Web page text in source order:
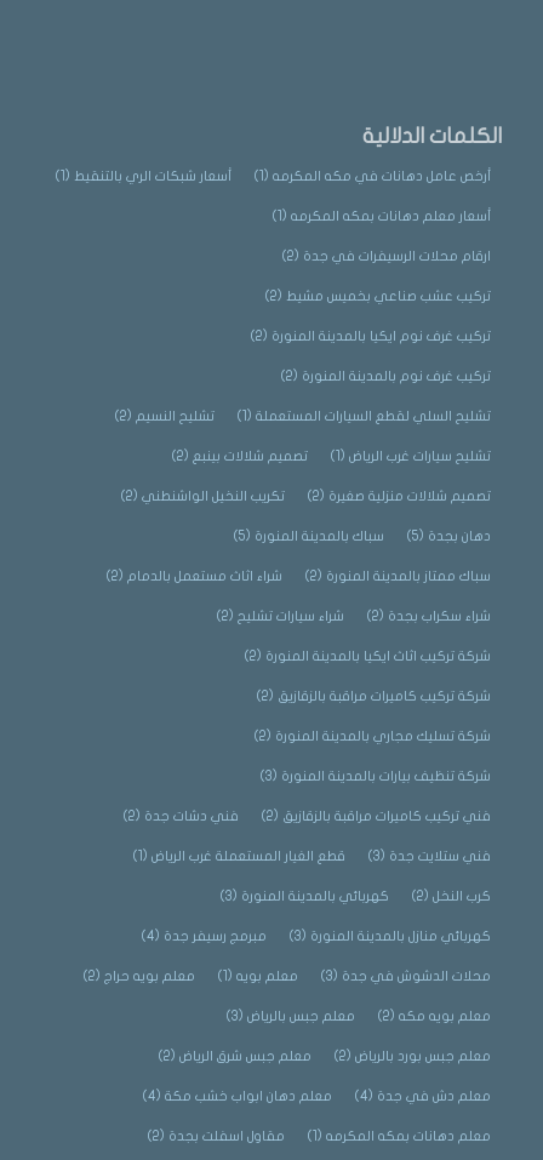
الكلمات الدلالية
أرخص عامل دهانات في مكه المكرمه(1) أسعار شبكات الري بالتنقيط (1)
أسعار معلم دهانات بمكه المكرمه(1)
ارقام محلات الرسيفرات في جدة (2)
تركيب عشب صناعي بخميس مشيط (2)
تركيب غرف نوم ايكيا بالمدينة المنورة (2)
تركيب غرف نوم بالمدينة المنورة (2)
تشليح السلي لقطع السيارات المستعملة(1) تشليح النسيم (2)
تشليح سيارات غرب الرياض(1) تصميم شلالات بينبع (2)
تصميم شلالات منزلية صغيرة (2) تكريب النخيل الواشنطني(2)
دهان بجدة (5) سباك بالمدينة المنورة (5)
سباك ممتاز بالمدينة المنورة (2) شراء اثاث مستعمل بالدمام (2)
شراء سكراب بجدة (2) شراء سيارات تشليح (2)
شركة تركيب اثاث ايكيا بالمدينة المنورة (2)
شركة تركيب كاميرات مراقبة بالزقازيق (2)
شركة تسليك مجاري بالمدينة المنورة (2)
شركة تنظيف بيارات بالمدينة المنورة (3)
فني تركيب كاميرات مراقبة بالزقازيق (2) فني دشات جدة (2)
فني ستلايت جدة (3) قطع الغيار المستعملة غرب الرياض(1)
كرب النخل(2) كهربائي بالمدينة المنورة (3)
كهربائي منازل بالمدينة المنورة (3) مبرمج رسيفر جدة (4)
محلات الدشوش في جدة (3) معلم بويه(1) معلم بويه حراج (2)
معلم بويه مكه(2) معلم جبس بالرياض(3)
معلم جبس بورد بالرياض(2) معلم جبس شرق الرياض(2)
معلم دش في جدة (4) معلم دهان ابواب خشب مكة(4)
معلم دهانات بمكه المكرمه(1) مقاول اسفلت بجدة (2)